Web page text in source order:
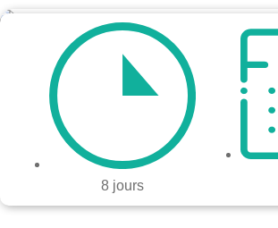
8 jours